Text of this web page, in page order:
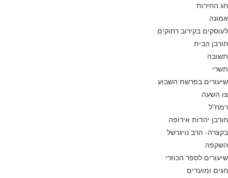
חג החירות
אמונה
לעוסקים בקירוב רחוקים
חורבן הבית
תשובה
תשרי
שיעורים בפרשת השבוע
צו השעה
רמח”ל
חורבן יהדות אירופה
בקצרה- הרב נויגרשל
השקפה
שיעורים לספר הכוזרי
חגים ומועדים